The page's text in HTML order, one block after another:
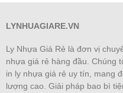
LYNHUAGIARE.VN
Ly Nhựa Giá Rẻ là đơn vị
nhựa giá rẻ hàng đầu. Chúng
in ly nhựa giá rẻ uy tín, mang
lượng cao. Giải pháp bao bì